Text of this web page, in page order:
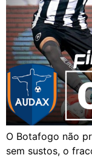
O Botafogo não
sem sustos, o